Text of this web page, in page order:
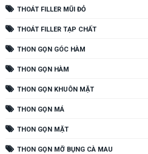
THOÁT FILLER MŨI ĐỎ
THOÁT FILLER TẠP CHẤT
THON GỌN GÓC HÀM
THON GỌN HÀM
THON GỌN KHUÔN MẶT
THON GỌN MÁ
THON GỌN MẶT
THON GỌN MỠ BỤNG CÀ MAU